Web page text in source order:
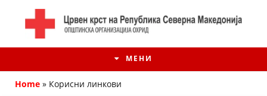
МЕНИ
Home » Корисни линкови